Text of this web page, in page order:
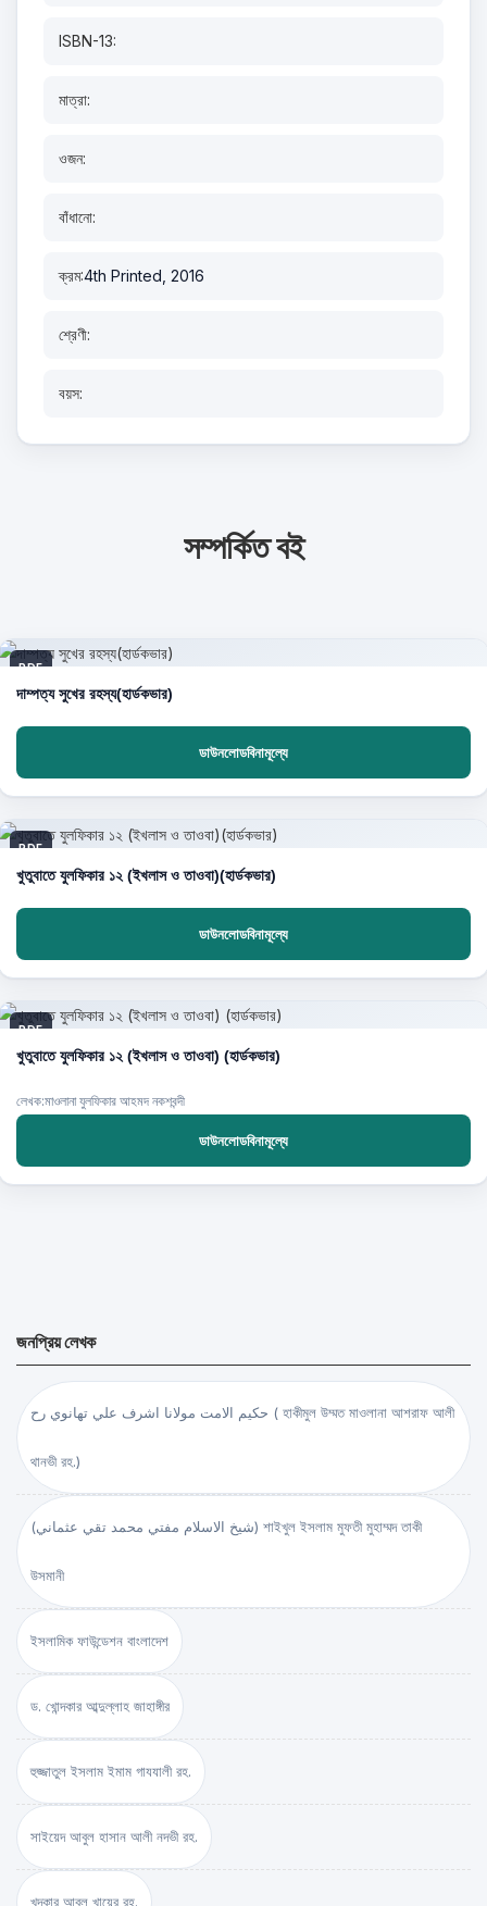
ISBN-13:
মাত্রা:
ওজন:
বাঁধানো:
ক্রম:4th Printed, 2016
শ্রেণী:
বয়স:
সম্পর্কিত বই
PDF
দাম্পত্য সুখের রহস্য(হার্ডকভার)
ডাউনলোডবিনামূল্যে
PDF
খুতুবাতে যুলফিকার ১২ (ইখলাস ও তাওবা)(হার্ডকভার)
ডাউনলোডবিনামূল্যে
PDF
খুতুবাতে যুলফিকার ১২ (ইখলাস ও তাওবা) (হার্ডকভার)
লেখক:মাওলানা যুলফিকার আহমদ নকশবন্দী
ডাউনলোডবিনামূল্যে
জনপ্রিয় লেখক
حكيم الامت مولانا اشرف علي تهانوي رح ( হাকীমুল উম্মত মাওলানা আশরাফ আলী
থানভী রহ.)
(شيخ الاسلام مفتي محمد تقي عثماني) শাইখুল ইসলাম মুফতী মুহাম্মদ তাকী
উসমানী
ইসলামিক ফাউন্ডেশন বাংলাদেশ
ড. খোন্দকার আব্দুল্লাহ জাহাঙ্গীর
হুজ্জাতুল ইসলাম ইমাম গাযযালী রহ.
সাইয়েদ আবুল হাসান আলী নদভী রহ.
খন্দকার আবুল খায়ের রহ.